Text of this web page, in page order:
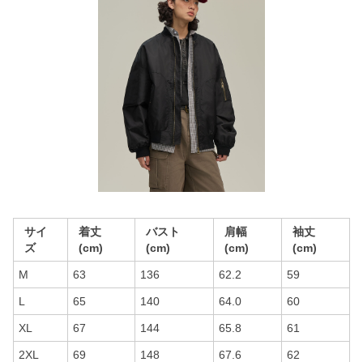
サイ
ズ
着丈
(cm)
バスト
(cm)
肩幅
(cm)
袖丈
(cm)
M 63 136 62.2 59
L 65 140 64.0 60
XL 67 144 65.8 61
2XL 69 148 67.6 62